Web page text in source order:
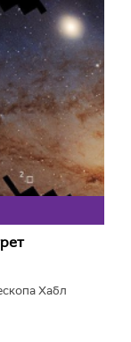
Хабл